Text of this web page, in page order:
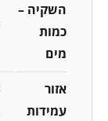
השקיה –
כמות
מים
אזור
עמידות